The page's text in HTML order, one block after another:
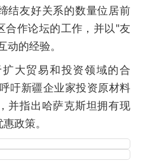
结友好关系的数量位居前
合作论坛的工作，并以"友
动的经验。
大贸易和投资领域的合
吁新疆企业家投资原材料
并指出哈萨克斯坦拥有现
政策。